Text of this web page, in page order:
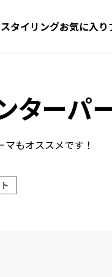
タイリングお気に入り
お気に入り
ターパ
もオススメです！